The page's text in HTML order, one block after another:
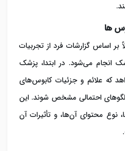
ها
اساس گزارشات فرد از تجربیات
انجام می‌شود. در ابتدا، پزشک
که علائم و جزئیات کابوس‌های
احتمالی مشخص شوند. این
نوع محتوای آن‌ها، و تأثیرات آن